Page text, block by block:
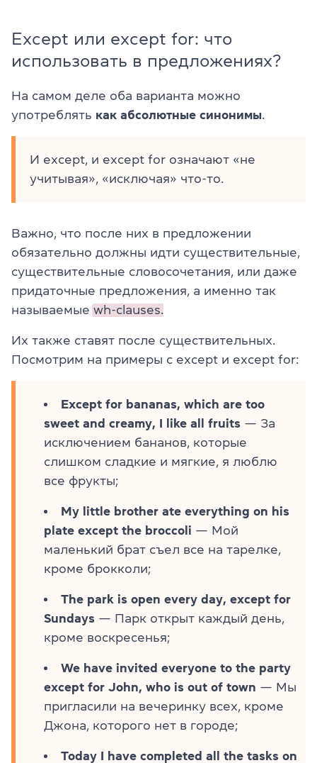
Except или except for: что
использовать в предложениях?
На самом деле оба варианта можно
употреблять как абсолютные синонимы
И except, и except for означают «не
учитывая», «исключая» что-то.
Важно, что после них в предложении
обязательно должны идти существительные,
существительные словосочетания, или даже
придаточные предложения, а именно так
называемые wh-clauses.
Их также ставят после существительных.
Посмотрим на примеры с except и except for:
Except for bananas, which are too
sweet and creamy, I like all fruits — За
исключением бананов, которые
слишком сладкие и мягкие, я люблю
все фрукты;
My little brother ate everything on his
plate except the broccoli — Мой
маленький брат съел все на тарелке,
кроме брокколи;
The park is open every day, except for
Sundays — Парк открыт каждый день,
кроме воскресенья;
We have invited everyone to the party
except for John, who is out of town — Мы
пригласили на вечеринку всех, кроме
Джона, которого нет в городе;
Today I have completed all the tasks on